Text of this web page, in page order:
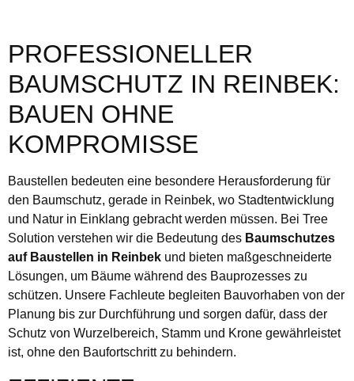
PROFESSIONELLER
BAUMSCHUTZ IN REINBEK:
BAUEN OHNE
KOMPROMISSE
Baustellen bedeuten eine besondere Herausforderung für
den Baumschutz, gerade in Reinbek, wo Stadtentwicklung
und Natur in Einklang gebracht werden müssen. Bei Tree
Solution verstehen wir die Bedeutung des Baumschutzes
auf Baustellen in Reinbek und bieten maßgeschneiderte
Lösungen, um Bäume während des Bauprozesses zu
schützen. Unsere Fachleute begleiten Bauvorhaben von der
Planung bis zur Durchführung und sorgen dafür, dass der
Schutz von Wurzelbereich, Stamm und Krone gewährleistet
ist, ohne den Baufortschritt zu behindern.